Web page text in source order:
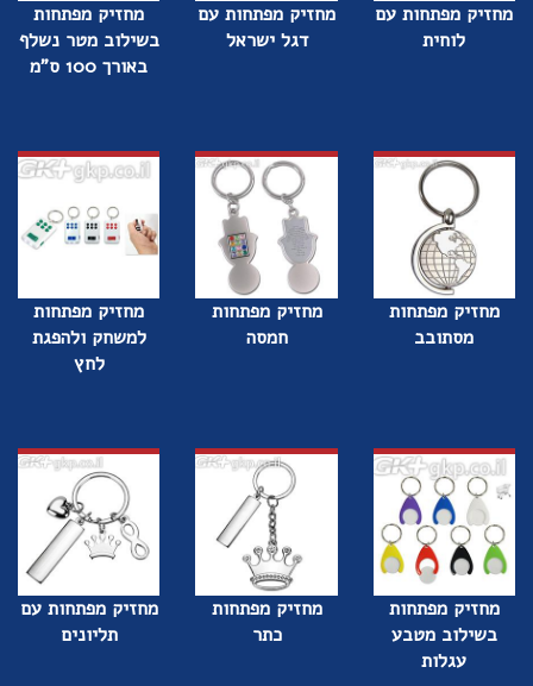
מחזיק מפתחות עם
לוחית
מחזיק מפתחות עם
דגל ישראל
מחזיק מפתחות
בשילוב מטר נשלף
באורך 100 ס"מ
מחזיק מפתחות
מסתובב
מחזיק מפתחות
חמסה
מחזיק מפתחות
למשחק ולהפגת
לחץ
מחזיק מפתחות
בשילוב מטבע
עגלות
מחזיק מפתחות
כתר
מחזיק מפתחות עם
תליונים